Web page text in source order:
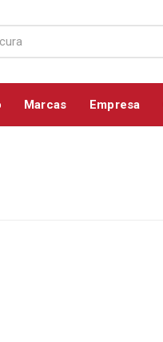
Marcas Empresa